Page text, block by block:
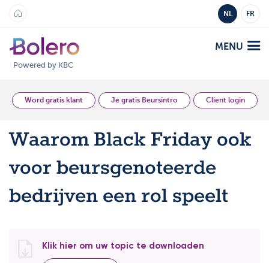
NL FR
Powered by KBC
MENU
Analyse en Inzicht
Platformen
Aanbod
Markten
Academy
Word gratis klant Je gratis Beursintro Client login
Waarom Black Friday ook
voor beursgenoteerde
bedrijven een rol speelt
Klik hier om uw topic te downloaden